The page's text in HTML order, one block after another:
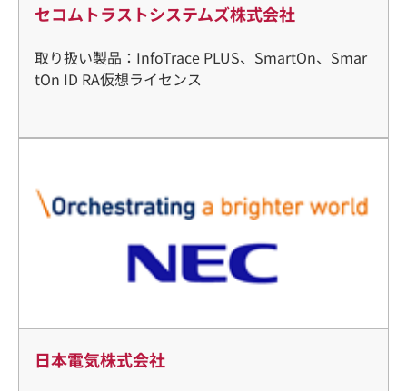
セコムトラストシステムズ株式会社
取り扱い製品：InfoTrace PLUS、SmartOn、Smar
tOn ID RA仮想ライセンス
日本電気株式会社